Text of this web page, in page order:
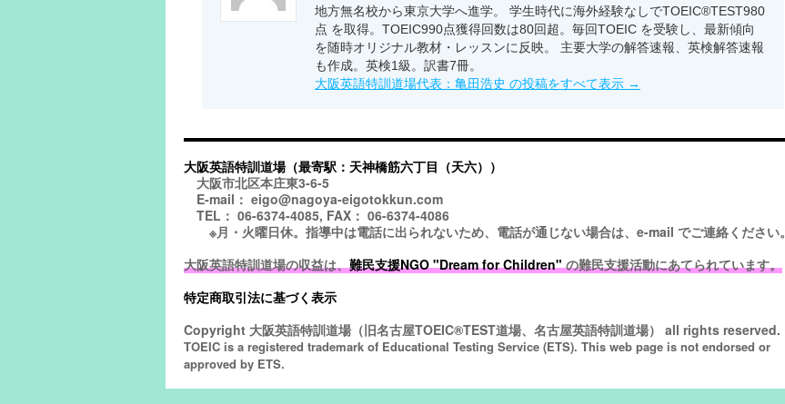
地方無名校から東京大学へ進学。 学生時代に海外経験なしでTOEIC®TEST980
点 を取得。TOEIC990点獲得回数は80回超。毎回TOEIC を受験し、最新傾向
を随時オリジナル教材・レッスンに反映。 主要大学の解答速報、英検解答速報
も作成。英検1級。訳書7冊。
大阪英語特訓道場代表：亀田浩史 の投稿をすべて表示 →
大阪英語特訓道場（最寄駅：天神橋筋六丁目（天六））
大阪市北区本庄東3-6-5
E-mail： eigo@nagoya-eigotokkun.com
TEL： 06-6374-4085, FAX： 06-6374-4086
※月・火曜日休。指導中は電話に出られないため、電話が通じない場合は、e-mail でご連絡ください。
大阪英語特訓道場の収益は、難民支援NGO "Dream for Children"の難民支援活動にあてられています。
特定商取引法に基づく表示
Copyright 大阪英語特訓道場（旧名古屋TOEIC®TEST道場、名古屋英語特訓道場） all rights reserved.
TOEIC is a registered trademark of Educational Testing Service (ETS). This web page is not endorsed or
approved by ETS.